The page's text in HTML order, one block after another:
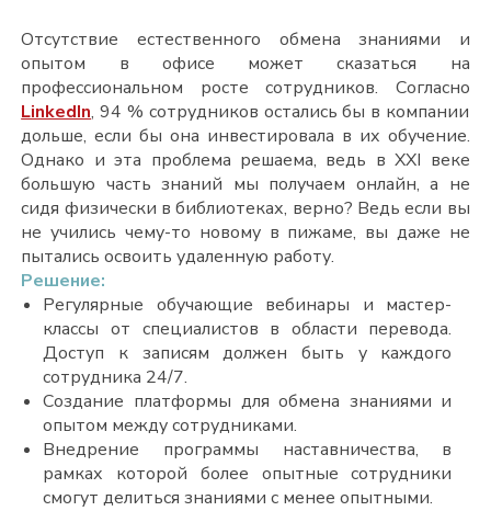
Отсутствие естественного обмена знаниями и
опытом в офисе может сказаться на
профессиональном росте сотрудников. Согласно
LinkedIn, 94 % сотрудников остались бы в компании
дольше, если бы она инвестировала в их обучение.
Однако и эта проблема решаема, ведь в ХХI веке
большую часть знаний мы получаем онлайн, а не
сидя физически в библиотеках, верно? Ведь если вы
не учились чему-то новому в пижаме, вы даже не
пытались освоить удаленную работу.
Решение:
Регулярные обучающие вебинары и мастер-
классы от специалистов в области перевода.
Доступ к записям должен быть у каждого
сотрудника 24/7.
Создание платформы для обмена знаниями и
опытом между сотрудниками.
Внедрение программы наставничества, в
рамках которой более опытные сотрудники
смогут делиться знаниями с менее опытными.